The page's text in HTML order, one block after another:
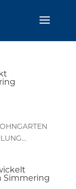
Simmering